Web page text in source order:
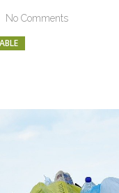
No Comments